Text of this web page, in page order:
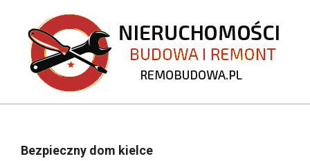
content
REMOBUDOWA.PL
NavigationBezpieczny dom kielce